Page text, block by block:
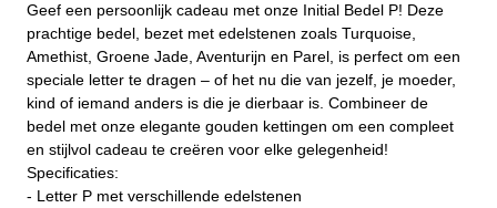
Geef een persoonlijk cadeau met onze Initial Bedel P! Deze
prachtige bedel, bezet met edelstenen zoals Turquoise,
Amethist, Groene Jade, Aventurijn en Parel, is perfect om een
speciale letter te dragen – of het nu die van jezelf, je moeder,
kind of iemand anders is die je dierbaar is. Combineer de
bedel met onze elegante gouden kettingen om een compleet
en stijlvol cadeau te creëren voor elke gelegenheid!
Specificaties:
- Letter P met verschillende edelstenen